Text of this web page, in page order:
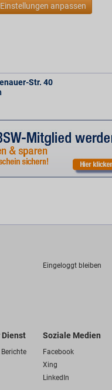
Einstellungen anpassen
Str. 40
Eingeloggt bleiben
Soziale Medien
Facebook
Xing
LinkedIn